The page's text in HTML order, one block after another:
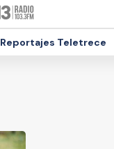
Reportajes Teletrece